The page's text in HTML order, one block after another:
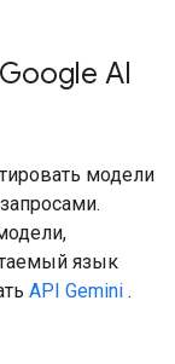
AI
модели
язык
API Gemini .